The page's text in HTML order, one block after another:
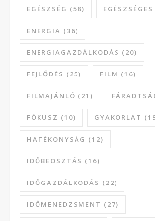
EGÉSZSÉG (58) EGÉSZSÉGES
ENERGIA (36)
ENERGIAGAZDÁLKODÁS (20)
FEJLŐDÉS (25) FILM (16)
FILMAJÁNLÓ (21)
FÓKUSZ (10) GYAKORLAT
HATÉKONYSÁG (12)
IDŐBEOSZTÁS (16)
IDŐGAZDÁLKODÁS (22)
IDŐMENEDZSMENT (27)